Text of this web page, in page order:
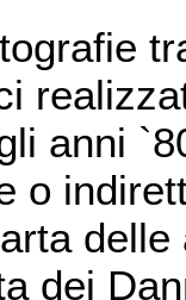
anni
o
dei